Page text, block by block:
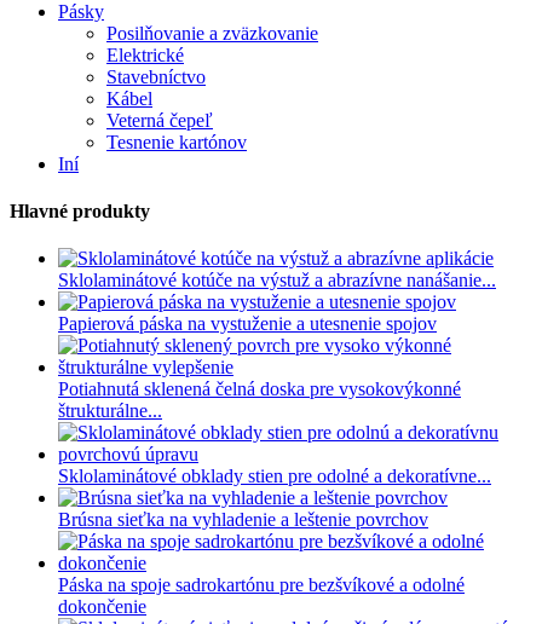
Pásky
Posilňovanie a zväzkovanie
Elektrické
Stavebníctvo
Kábel
Veterná čepeľ
Tesnenie kartónov
Iní
Hlavné produkty
Sklolaminátové kotúče na výstuž a abrazívne nanášanie...
Papierová páska na vystuženie a utesnenie spojov
Potiahnutá sklenená čelná doska pre vysokovýkonné
štrukturálne...
Sklolaminátové obklady stien pre odolné a dekoratívne...
Brúsna sieťka na vyhladenie a leštenie povrchov
Páska na spoje sadrokartónu pre bezšvíkové a odolné
dokončenie